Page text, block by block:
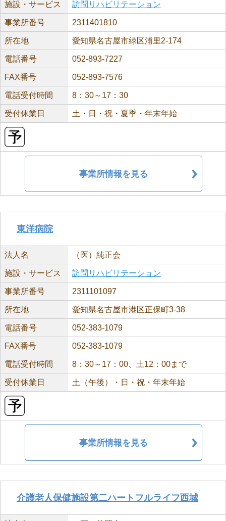
施設・サービス 訪問リハビリテーション
事業所番号 2311401810
所在地 愛知県名古屋市緑区浦里2-174
電話番号 052-893-7227
FAX番号 052-893-7576
電話受付時間 8：30～17：30
受付休業日 土・日・祝・夏季・年末年始
事業所情報を見る
東洋病院
法人名 （医）純正会
施設・サービス 訪問リハビリテーション
事業所番号 2311101097
所在地 愛知県名古屋市港区正保町3-38
電話番号 052-383-1079
FAX番号 052-383-1079
電話受付時間 8：30～17：00、土12：00まで
受付休業日 土（午後）・日・祝・年末年始
事業所情報を見る
介護老人保健施設第二ハートフルライフ西城